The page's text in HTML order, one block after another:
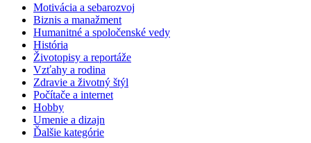
Motivácia a sebarozvoj
Biznis a manažment
Humanitné a spoločenské vedy
História
Životopisy a reportáže
Vzťahy a rodina
Zdravie a životný štýl
Počítače a internet
Hobby
Umenie a dizajn
Ďalšie kategórie